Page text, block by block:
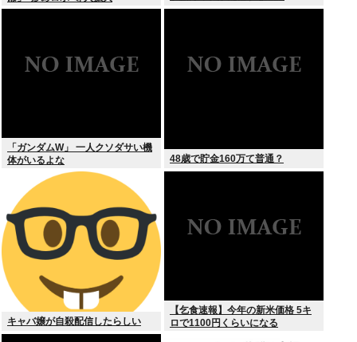
「ガンダムW」 一人クソダサい機
体がいるよな
48歳で貯金160万て普通？
キャバ嬢が自殺配信したらしい
【乞食速報】今年の新米価格 5キ
ロで1100円くらいになる